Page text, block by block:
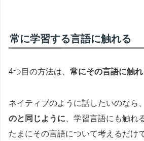
常に学習する言語に触れる
4つ目の方法は、 常にその言語に触れ
ネイティブのように話したいのなら、
のと同じように 、学習言語にも触れ
たまにその言語について考えるだけ